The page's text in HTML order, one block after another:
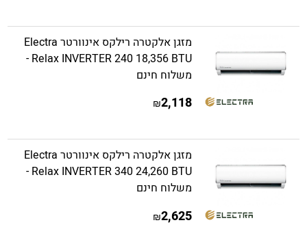
מזגן אלקטרה רילקס אינוורטר Electra
Relax INVERTER 240 18,356 BTU -
משלוח חינם
2,118
₪
מזגן אלקטרה רילקס אינוורטר Electra
Relax INVERTER 340 24,260 BTU -
משלוח חינם
2,625
₪